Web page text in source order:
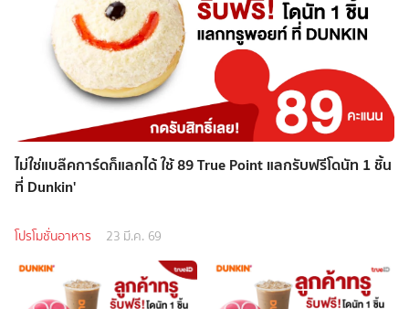
ไม่ใช่แบล๊คการ์ดก็แลกได้ ใช้ 89 True Point แลกรับฟรีโดนัท 1 ชิ้น
ที่ Dunkin'
โปรโมชั่นอาหาร 23 มี.ค. 69